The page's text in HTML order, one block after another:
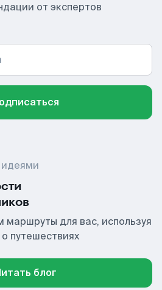
от экспертов
для вас, используя
путешествиях
блог